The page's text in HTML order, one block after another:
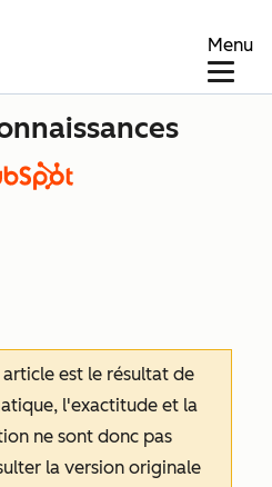
Menu
article est le résultat de
l'exactitude et la
ne sont donc pas
la version originale